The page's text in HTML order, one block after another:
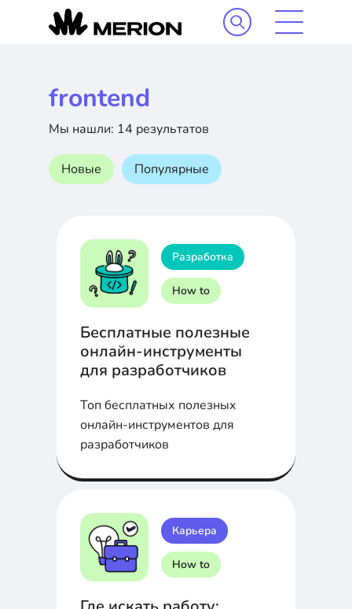
frontend
Мы нашли: 14 результатов
Новые Популярные
Разработка
How to
Бесплатные полезные
онлайн-инструменты
для разработчиков
Топ бесплатных полезных
онлайн-инструментов для
разработчиков
Карьера
How to